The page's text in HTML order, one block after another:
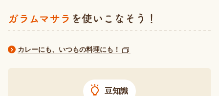
ガラムマサラ を使いこなそう！
カレーにも、いつもの料理にも！
豆知識